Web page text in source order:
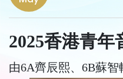
2025香港青年
由6A齊辰熙、6B蘇